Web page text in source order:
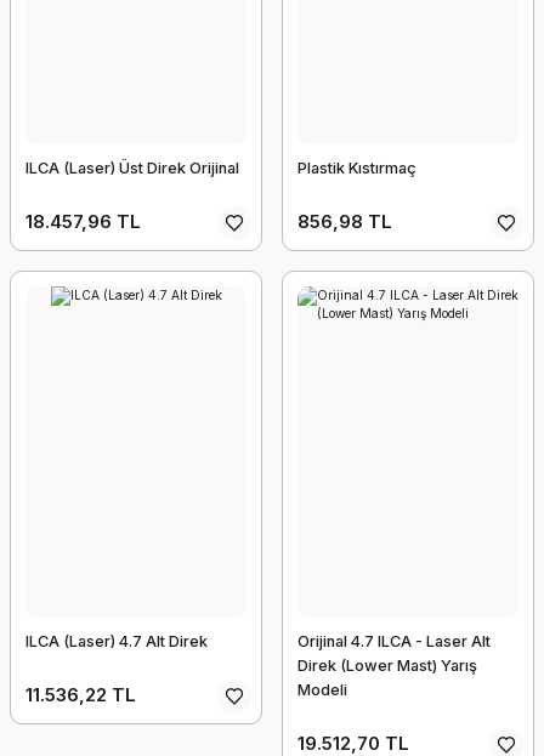
ILCA (Laser) Üst Direk Orijinal
18.457,96 TL
Plastik Kıstırmaç
856,98 TL
ILCA (Laser) 4.7 Alt Direk
11.536,22 TL
Orijinal 4.7 ILCA - Laser Alt
Direk (Lower Mast) Yarış
Modeli
19.512,70 TL